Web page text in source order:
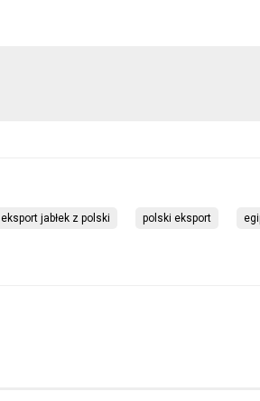
eksport jabłek z polski polski eksport